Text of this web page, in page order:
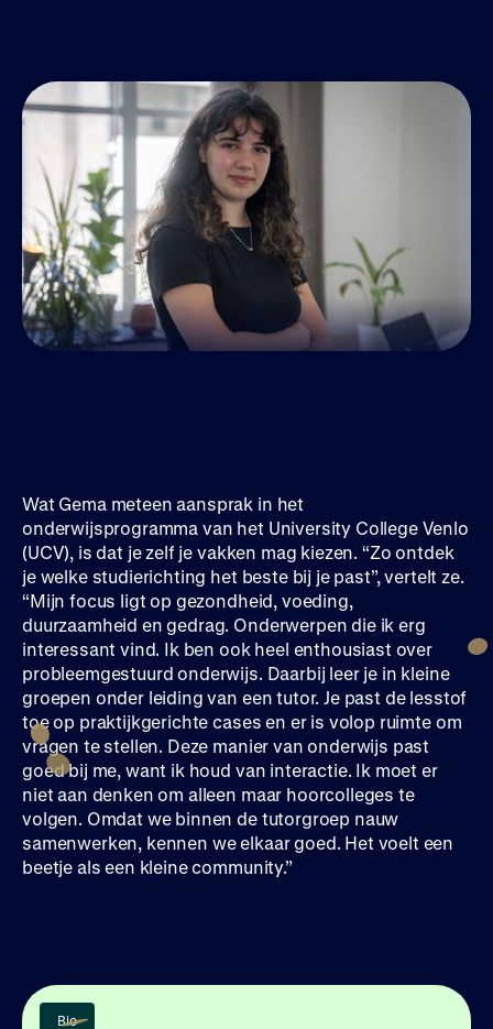
Wat Gema meteen aansprak in het
onderwijsprogramma van het University College Venlo
(UCV), is dat je zelf je vakken mag kiezen. “Zo ontdek
je welke studierichting het beste bij je past”, vertelt ze.
“Mijn focus ligt op gezondheid, voeding,
duurzaamheid en gedrag. Onderwerpen die ik erg
interessant vind. Ik ben ook heel enthousiast over
probleemgestuurd onderwijs. Daarbij leer je in kleine
groepen onder leiding van een tutor. Je past de lesstof
toe op praktijkgerichte cases en er is volop ruimte om
vragen te stellen. Deze manier van onderwijs past
goed bij me, want ik houd van interactie. Ik moet er
niet aan denken om alleen maar hoorcolleges te
volgen. Omdat we binnen de tutorgroep nauw
samenwerken, kennen we elkaar goed. Het voelt een
beetje als een kleine community.”
Bio